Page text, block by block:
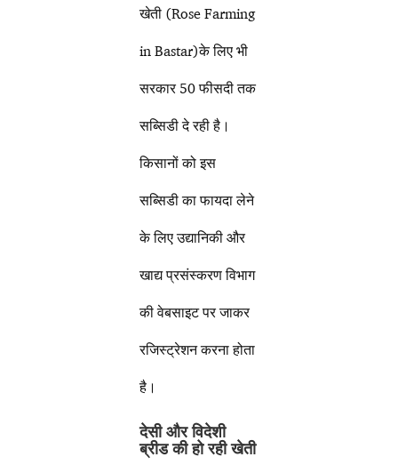
खेती (Rose Farming
in Bastar)के लिए भी
सरकार 50 फीसदी तक
सब्सिडी दे रही है।
किसानों को इस
सब्सिडी का फायदा लेने
के लिए उद्यानिकी और
खाद्य प्रसंस्करण विभाग
की वेबसाइट पर जाकर
रजिस्ट्रेशन करना होता
है।
देसी और विदेशी
ब्रीड की हो रही खेती